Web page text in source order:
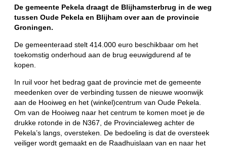
De gemeente Pekela draagt de Blijhamsterbrug in de weg
tussen Oude Pekela en Blijham over aan de provincie
Groningen.
De gemeenteraad stelt 414.000 euro beschikbaar om het
toekomstig onderhoud aan de brug eeuwigdurend af te
kopen.
In ruil voor het bedrag gaat de provincie met de gemeente
meedenken over de verbinding tussen de nieuwe woonwijk
aan de Hooiweg en het (winkel)centrum van Oude Pekela.
Om van de Hooiweg naar het centrum te komen moet je de
drukke rotonde in de N367, de Provincialeweg achter de
Pekela’s langs, oversteken. De bedoeling is dat de oversteek
veiliger wordt gemaakt en de Raadhuislaan van en naar het